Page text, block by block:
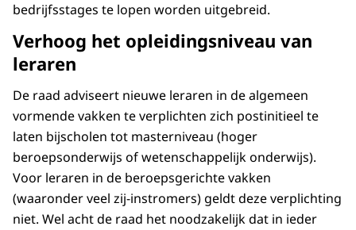
bedrijfsstages te lopen worden uitgebreid.
Verhoog het opleidingsniveau van
leraren
De raad adviseert nieuwe leraren in de algemeen
vormende vakken te verplichten zich postinitieel te
laten bijscholen tot masterniveau (hoger
beroepsonderwijs of wetenschappelijk onderwijs).
Voor leraren in de beroepsgerichte vakken
(waaronder veel zij-instromers) geldt deze verplichting
niet. Wel acht de raad het noodzakelijk dat in ieder